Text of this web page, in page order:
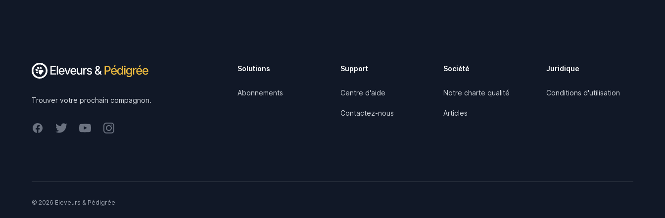
Trouver votre prochain compagnon.
FacebookTwitterYoutubeInstagram
Solutions
Abonnements
Support
Centre d'aide
Contactez-nous
Société
Notre charte qualité
Articles
Juridique
Conditions d'utilisation
© 2026 Eleveurs & Pédigrée